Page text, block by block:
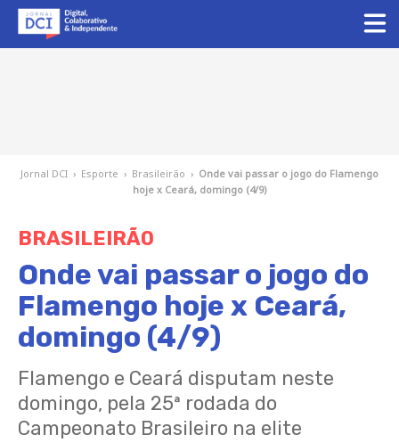
Jornal DCI › Esporte › Brasileirão › Onde vai passar o jogo do Flamengo
hoje x Ceará, domingo (4/9)
BRASILEIRÃO
Onde vai passar o jogo do
Flamengo hoje x Ceará,
domingo (4/9)
Flamengo e Ceará disputam neste
domingo, pela 25ª rodada do
Campeonato Brasileiro na elite